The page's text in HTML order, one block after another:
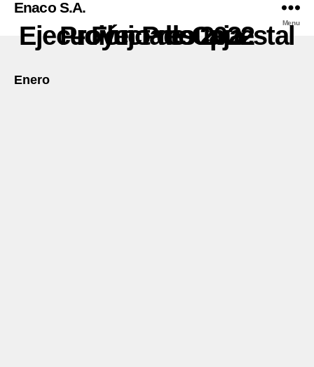
Enaco S.A.
Menu
Ejecución Presupuestal – Flujo de Caja Proyectado 2022
Enero